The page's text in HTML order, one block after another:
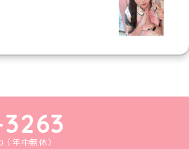
りーみんTikTok公式アカウント
いどりーみんX公式アカウント
めいどりーみんInstagram公式アカウント
めいどりーみんFacebook公式アカウン
めいどりーみんYouTube公式アカ
年中無休）